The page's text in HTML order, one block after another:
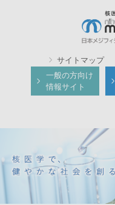
サイトマップ
一般の方向け
情報サイト